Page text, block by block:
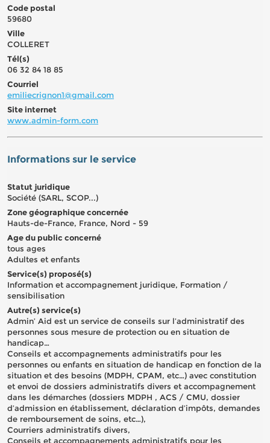
Code postal
59680
Ville
COLLERET
Tél(s)
06 32 84 18 85
Courriel
emiliecrignon1@gmail.com
Site internet
www.admin-form.com
Informations sur le service
Statut juridique
Société (SARL, SCOP...)
Zone géographique concernée
Hauts-de-France, France, Nord - 59
Age du public concerné
tous ages
Adultes et enfants
Service(s) proposé(s)
Information et accompagnement juridique, Formation /
sensibilisation
Autre(s) service(s)
Admin’ Aid est un service de conseils sur l’administratif des
personnes sous mesure de protection ou en situation de
handicap…
Conseils et accompagnements administratifs pour les
personnes ou enfants en situation de handicap en fonction de la
situation et des besoins (MDPH, CPAM, etc…) avec constitution
et envoi de dossiers administratifs divers et accompagnement
dans les démarches (dossiers MDPH , ACS / CMU, dossier
d’admission en établissement, déclaration d’impôts, demandes
de remboursement de soins, etc…),
Courriers administratifs divers,
Conseils et accompagnements administratifs pour les